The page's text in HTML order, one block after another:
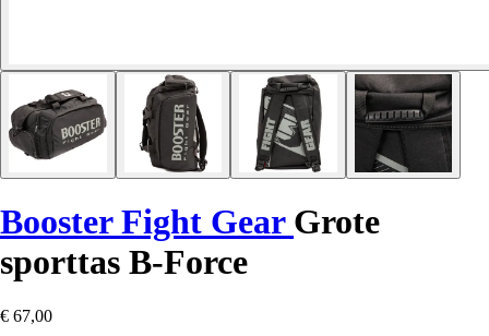
Booster Fight Gear Grote
sporttas B-Force
€ 67,00